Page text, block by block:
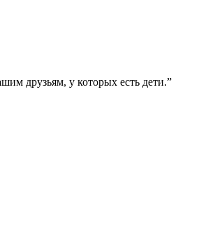
друзьям, у которых есть дети.”